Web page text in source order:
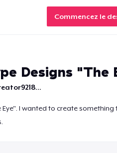
Commencez le
Designs "The
Eye". I wanted to create